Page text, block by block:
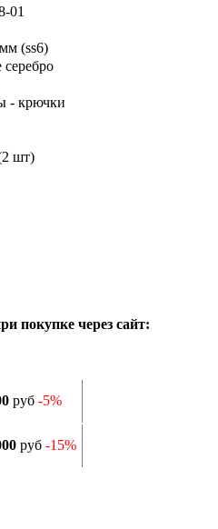
01
(ss6)
серебро
- крючки
шт)
покупке через сайт:
руб -5%
руб -15%